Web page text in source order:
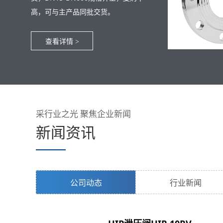
高，可与主产品同批交货。
查看详情 >
采行业之光 聚焦企业新闻
新闻资讯
公司动态 行业新闻